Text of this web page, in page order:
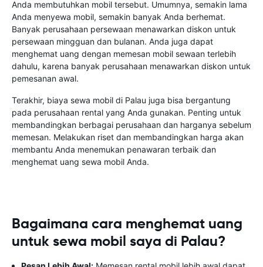
Anda membutuhkan mobil tersebut. Umumnya, semakin lama
Anda menyewa mobil, semakin banyak Anda berhemat.
Banyak perusahaan persewaan menawarkan diskon untuk
persewaan mingguan dan bulanan. Anda juga dapat
menghemat uang dengan memesan mobil sewaan terlebih
dahulu, karena banyak perusahaan menawarkan diskon untuk
pemesanan awal.
Terakhir, biaya sewa mobil di Palau juga bisa bergantung
pada perusahaan rental yang Anda gunakan. Penting untuk
membandingkan berbagai perusahaan dan harganya sebelum
memesan. Melakukan riset dan membandingkan harga akan
membantu Anda menemukan penawaran terbaik dan
menghemat uang sewa mobil Anda.
Bagaimana cara menghemat uang
untuk sewa mobil saya di Palau?